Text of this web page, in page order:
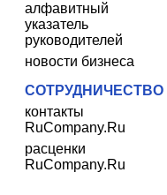
алфавитный
указатель
руководителей
новости бизнеса
СОТРУДНИЧЕСТВО
контакты
RuCompany.Ru
расценки
RuCompany.Ru